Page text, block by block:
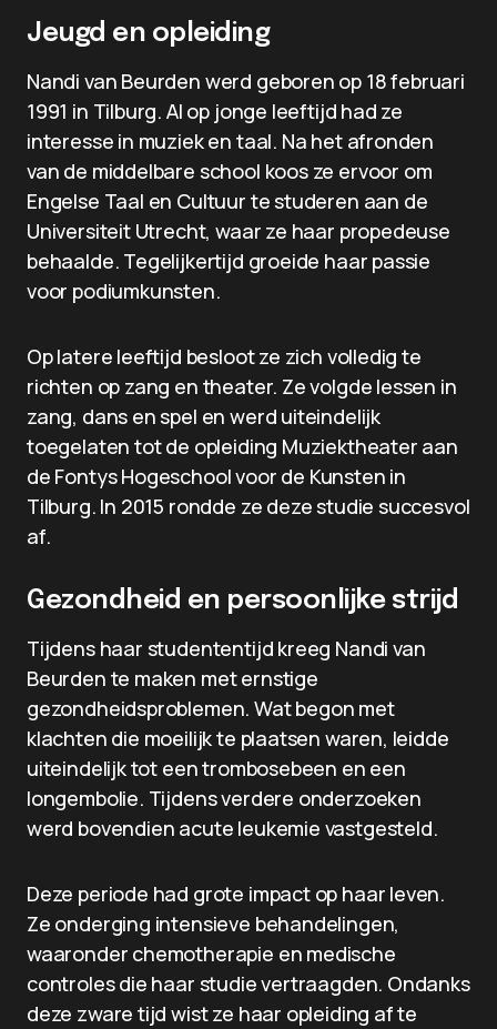
Jeugd en opleiding
Nandi van Beurden werd geboren op 18 februari
1991 in Tilburg. Al op jonge leeftijd had ze
interesse in muziek en taal. Na het afronden
van de middelbare school koos ze ervoor om
Engelse Taal en Cultuur te studeren aan de
Universiteit Utrecht, waar ze haar propedeuse
behaalde. Tegelijkertijd groeide haar passie
voor podiumkunsten.
Op latere leeftijd besloot ze zich volledig te
richten op zang en theater. Ze volgde lessen in
zang, dans en spel en werd uiteindelijk
toegelaten tot de opleiding Muziektheater aan
de Fontys Hogeschool voor de Kunsten in
Tilburg. In 2015 rondde ze deze studie succesvol
af.
Gezondheid en persoonlijke strijd
Tijdens haar studententijd kreeg Nandi van
Beurden te maken met ernstige
gezondheidsproblemen. Wat begon met
klachten die moeilijk te plaatsen waren, leidde
uiteindelijk tot een trombosebeen en een
longembolie. Tijdens verdere onderzoeken
werd bovendien acute leukemie vastgesteld.
Deze periode had grote impact op haar leven.
Ze onderging intensieve behandelingen,
waaronder chemotherapie en medische
controles die haar studie vertraagden. Ondanks
deze zware tijd wist ze haar opleiding af te